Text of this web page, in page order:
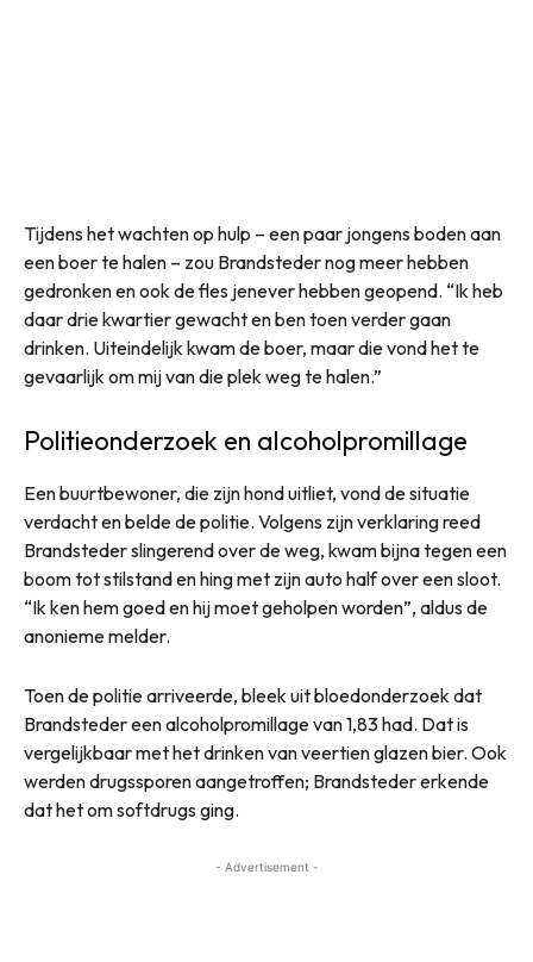
Tijdens het wachten op hulp – een paar jongens boden aan
een boer te halen – zou Brandsteder nog meer hebben
gedronken en ook de fles jenever hebben geopend. “Ik heb
daar drie kwartier gewacht en ben toen verder gaan
drinken. Uiteindelijk kwam de boer, maar die vond het te
gevaarlijk om mij van die plek weg te halen.”
Politieonderzoek en alcoholpromillage
Een buurtbewoner, die zijn hond uitliet, vond de situatie
verdacht en belde de politie. Volgens zijn verklaring reed
Brandsteder slingerend over de weg, kwam bijna tegen een
boom tot stilstand en hing met zijn auto half over een sloot.
“Ik ken hem goed en hij moet geholpen worden”, aldus de
anonieme melder.
Toen de politie arriveerde, bleek uit bloedonderzoek dat
Brandsteder een alcoholpromillage van 1,83 had. Dat is
vergelijkbaar met het drinken van veertien glazen bier. Ook
werden drugssporen aangetroffen; Brandsteder erkende
dat het om softdrugs ging.
- Advertisement -